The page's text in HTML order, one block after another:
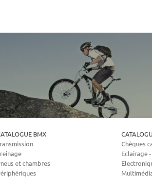
BMX
et chambres
Chèques
Eclairage